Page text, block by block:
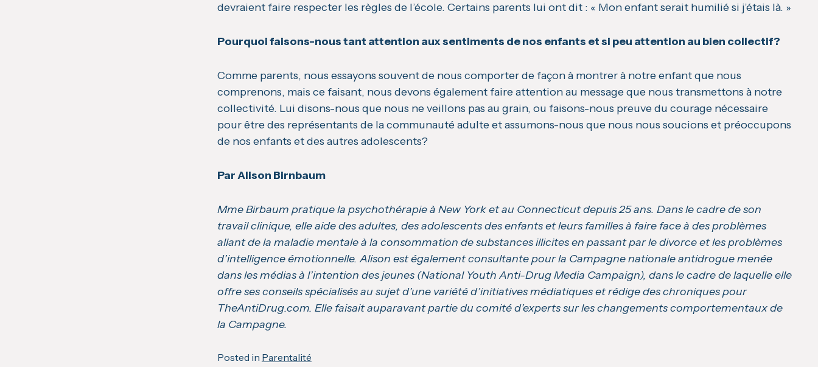
devraient faire respecter les règles de l’école. Certains parents lui ont dit : « Mon enfant serait humilié si j’étais là. »
Pourquoi faisons-nous tant attention aux sentiments de nos enfants et si peu attention au bien collectif?
Comme parents, nous essayons souvent de nous comporter de façon à montrer à notre enfant que nous
comprenons, mais ce faisant, nous devons également faire attention au message que nous transmettons à notre
collectivité. Lui disons-nous que nous ne veillons pas au grain, ou faisons-nous preuve du courage nécessaire
pour être des représentants de la communauté adulte et assumons-nous que nous nous soucions et préoccupons
de nos enfants et des autres adolescents?
Par Alison Birnbaum
Mme Birbaum pratique la psychothérapie à New York et au Connecticut depuis 25 ans. Dans le cadre de son
travail clinique, elle aide des adultes, des adolescents des enfants et leurs familles à faire face à des problèmes
allant de la maladie mentale à la consommation de substances illicites en passant par le divorce et les problèmes
d’intelligence émotionnelle. Alison est également consultante pour la Campagne nationale antidrogue menée
dans les médias à l’intention des jeunes (National Youth Anti-Drug Media Campaign), dans le cadre de laquelle elle
offre ses conseils spécialisés au sujet d’une variété d’initiatives médiatiques et rédige des chroniques pour
TheAntiDrug.com. Elle faisait auparavant partie du comité d’experts sur les changements comportementaux de
la Campagne.
Posted in Parentalité